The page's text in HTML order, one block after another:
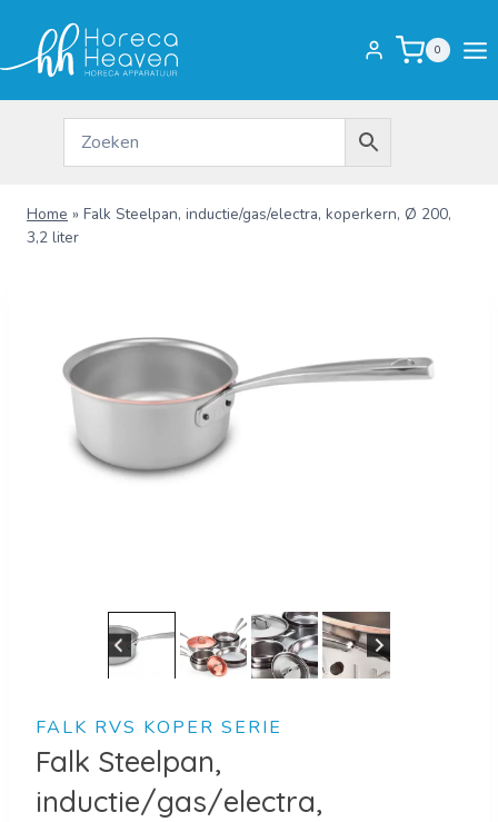
inhoud
0
Home » Falk Steelpan, inductie/gas/electra, koperkern, Ø 200,
3,2 liter
FALK RVS KOPER SERIE
Falk Steelpan,
inductie/gas/electra,